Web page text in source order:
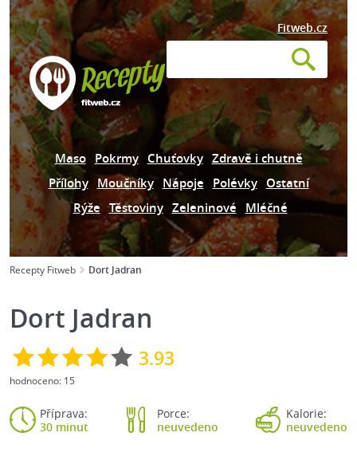
Fitweb.cz
Maso Pokrmy Chuťovky Zdravě i chutně
Přílohy Moučníky Nápoje Polévky Ostatní
Rýže Těstoviny Zeleninové Mléčné
Recepty Fitweb Dort Jadran
Dort Jadran
3.93
hodnoceno: 15
Příprava:
30 minut
Porce:
neuvedeno
Kalorie:
neuvedeno